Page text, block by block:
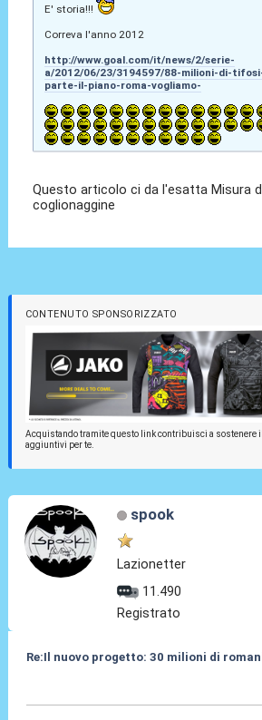
E' storia!!!
Correva l'anno 2012
http://www.goal.com/it/news/2/serie-
a/2012/06/23/3194597/88-milioni-di-
parte-il-piano-roma-vogliamo-
Questo articolo ci da l'esatta Misura
coglionaggine
CONTENUTO SPONSORIZZATO
Acquistando tramite questo link contribuisci a sostenere
aggiuntivi per te.
spook
Lazionetter
11.490
Registrato
Re:Il nuovo progetto: 30 milioni di